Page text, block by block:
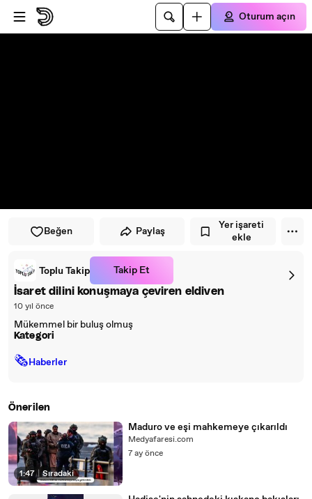
Oynatıcıya atla
Ana içeriğe atla
Oturum açın
Beğen Paylaş
Yer işareti
ekle
Toplu Takip Takip Et
İsaret dilini konuşmaya çeviren eldiven
10 yıl önce
Mükemmel bir buluş olmuş
Kategori
🗞Haberler
Önerilen
1:47 Sıradaki
Maduro ve eşi mahkemeye çıkarıldı
Medyafaresi.com
7 ay önce